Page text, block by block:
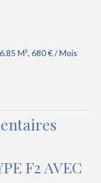
M², 680 € / Mois
F2 AVEC